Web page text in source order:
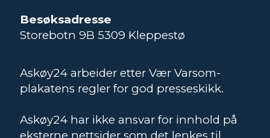
Besøksadresse
Storebotn 9B 5309 Kleppestø
Askøy24 arbeider etter Vær Varsom-
plakatens regler for god presseskikk.
Askøy24 har ikke ansvar for innhold på